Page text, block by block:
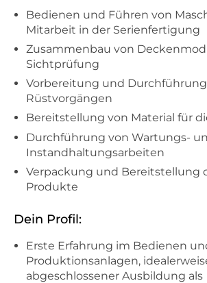
Bedienen und Führen von
Mitarbeit in der Serienfertigung
Zusammenbau von
Sichtprüfung
Vorbereitung und
Rüstvorgängen
Bereitstellung von Material für
Durchführung von Wartungs-
Instandhaltungsarbeiten
Verpackung und Bereitstellung
Produkte
Dein Profil:
Erste Erfahrung im Bedienen
Produktionsanlagen,
abgeschlossener Ausbildung als